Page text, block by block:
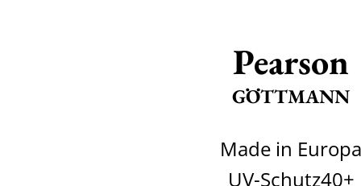
Pearson
GÖTTMANN
Made in Europa
UV-Schutz40+